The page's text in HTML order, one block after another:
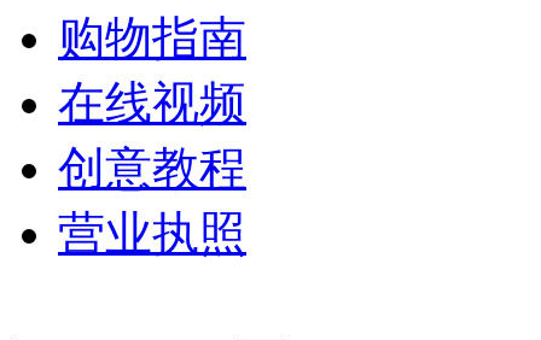
购物指南
在线视频
创意教程
营业执照